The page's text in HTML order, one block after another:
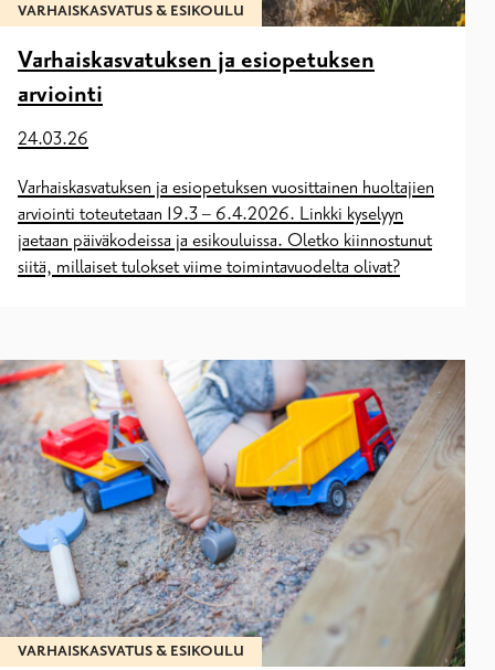
VARHAISKASVATUS & ESIKOULU
Varhaiskasvatuksen ja esiopetuksen
arviointi
24.03.26
Varhaiskasvatuksen ja esiopetuksen vuosittainen huoltajien
arviointi toteutetaan 19.3 – 6.4.2026. Linkki kyselyyn
jaetaan päiväkodeissa ja esikouluissa. Oletko kiinnostunut
siitä, millaiset tulokset viime toimintavuodelta olivat?
VARHAISKASVATUS & ESIKOULU